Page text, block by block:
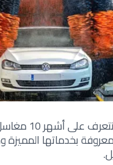
وفيما يلي
بخدماتها المميزة